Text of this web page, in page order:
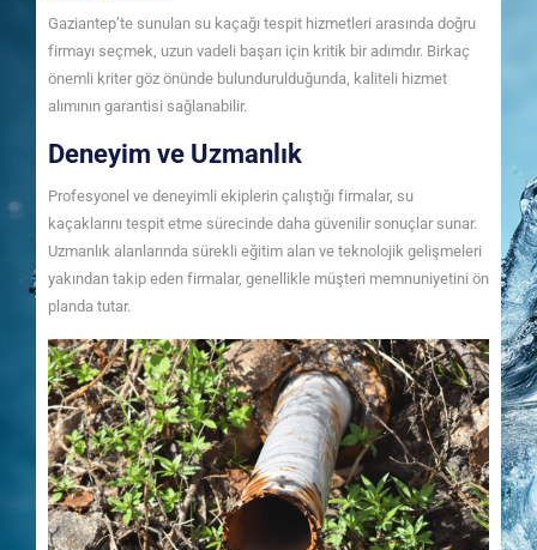
Gaziantep’te sunulan su kaçağı tespit hizmetleri arasında doğru
firmayı seçmek, uzun vadeli başarı için kritik bir adımdır. Birkaç
önemli kriter göz önünde bulundurulduğunda, kaliteli hizmet
alımının garantisi sağlanabilir.
Deneyim ve Uzmanlık
Profesyonel ve deneyimli ekiplerin çalıştığı firmalar, su
kaçaklarını tespit etme sürecinde daha güvenilir sonuçlar sunar.
Uzmanlık alanlarında sürekli eğitim alan ve teknolojik gelişmeleri
yakından takip eden firmalar, genellikle müşteri memnuniyetini ön
planda tutar.